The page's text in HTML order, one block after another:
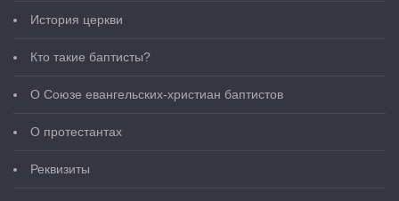
История церкви
Кто такие баптисты?
О Cоюзе евангельских-христиан баптистов
О протестантах
Реквизиты